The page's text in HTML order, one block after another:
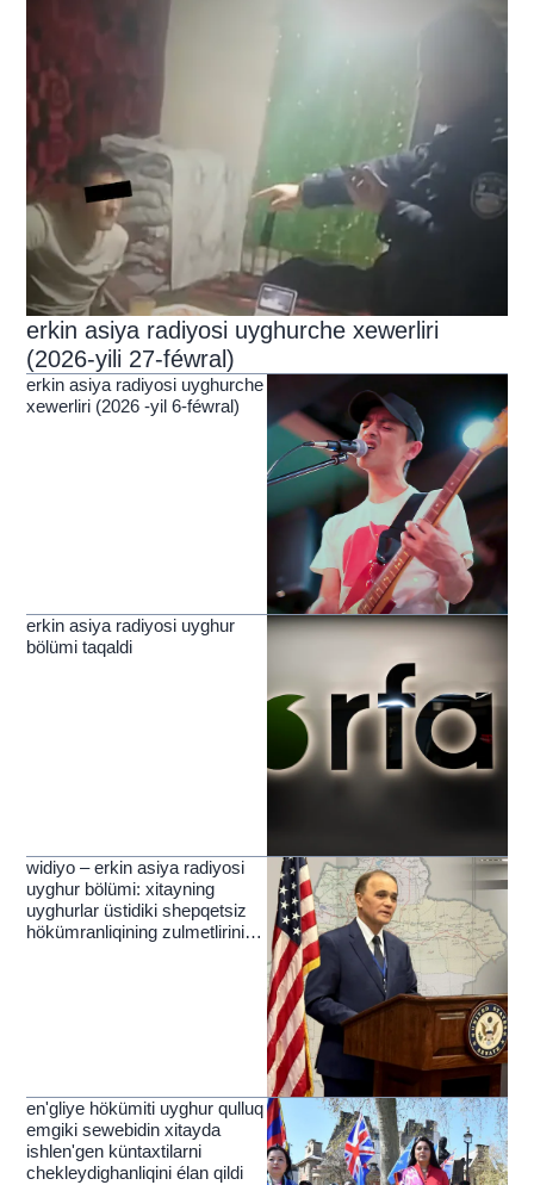
erkin asiya radiyosi uyghurche xewerliri
(2026-yili 27-féwral)
erkin asiya radiyosi uyghurche
xewerliri (2026 -yil 6-féwral)
erkin asiya radiyosi uyghur
bölümi taqaldi
widiyo – erkin asiya radiyosi
uyghur bölümi: xitayning
uyghurlar üstidiki shepqetsiz
hökümranliqining zulmetlirini
en'gliye hökümiti uyghur qulluq
emgiki sewebidin xitayda
ishlen'gen küntaxtilarni
chekleydighanliqini élan qildi